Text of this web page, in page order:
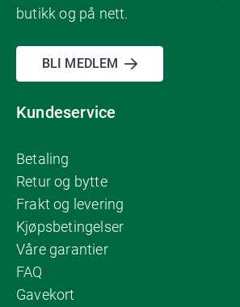
butikk og på nett.
BLI MEDLEM
Kundeservice
Betaling
Retur og bytte
Frakt og levering
Kjøpsbetingelser
Våre garantier
FAQ
Gavekort